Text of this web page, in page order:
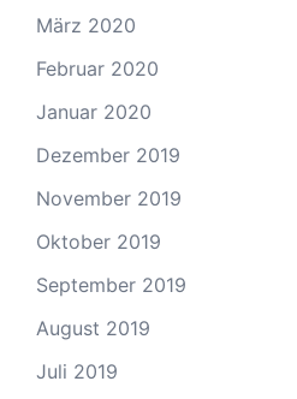
März 2020
Februar 2020
Januar 2020
Dezember 2019
November 2019
Oktober 2019
September 2019
August 2019
Juli 2019